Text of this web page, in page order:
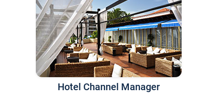
Hotel Channel Manager